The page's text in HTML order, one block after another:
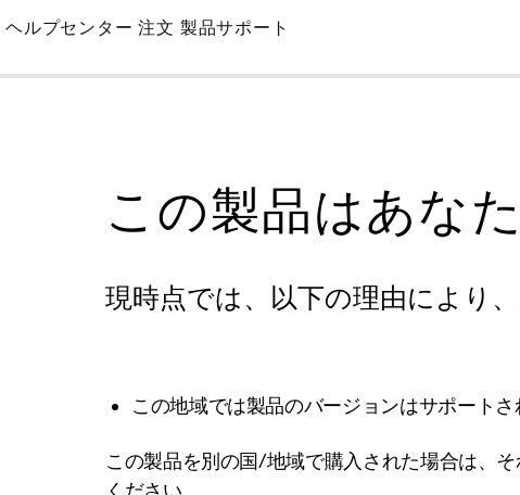
Skip
Main
ヘルプセンター 注文 製品サポート
この製品はあな
現時点では、以下の理由により
この地域では製品のバージョンはサポートさ
この製品を別の国/地域で購入された場合は、
ください。